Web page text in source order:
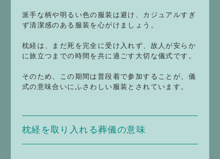
派手な柄や明るい色の服装は避け、カジュアルすぎ
ず清潔感のある服装を心がけましょう。
枕経は、まだ死を完全に受け入れず、故人が安らか
に旅立つまでの時間を共に過ごす大切な儀式です。
そのため、この期間は普段着で参加することが、儀
式の意味合いにふさわしい服装とされています。
枕経を取り入れる葬儀の意味